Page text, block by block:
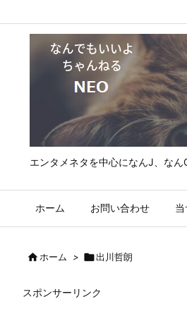
エンタメネタを中心になんJ、なん
ホーム お問い合わせ
ホーム > 出川哲朗
スポンサーリンク